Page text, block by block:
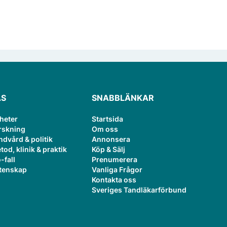
& politik
klinik & praktik
fall
SNABBLÄNKAR
Startsida
Om oss
Annonsera
Köp & Sälj
Prenumerera
Vanliga Frågor
Kontakta oss
Sveriges Tandläkarförbund